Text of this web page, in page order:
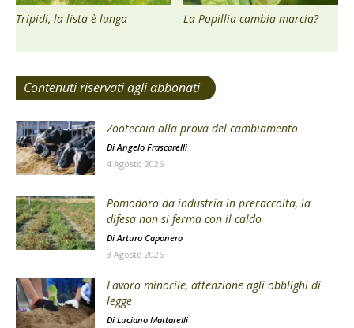
Tripidi, la lista è lunga La Popillia cambia marcia?
Contenuti riservati agli abbonati
Zootecnia alla prova del cambiamento
DiAngelo Frascarelli
4 Agosto 2026
Pomodoro da industria in preraccolta, la
difesa non si ferma con il caldo
Di Arturo Caponero
3 Agosto 2026
Lavoro minorile, attenzione agli obblighi di
legge
Di Luciano Mattarelli